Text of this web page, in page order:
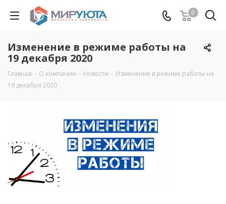
0
Изменение в режиме работы на
19 декабря 2020
Главная - О компании - Новости - Изменение в режиме работы на
19 декабря 2020